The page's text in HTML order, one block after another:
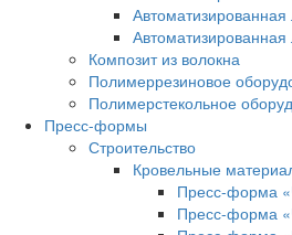
Композит из волокна
Полимеррезиновое
Полимерстекольное
Пресс-формы
Строительство
Кровельные
Пресс-форма
Пресс-форма